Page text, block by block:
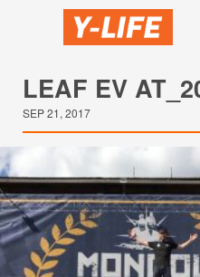
LEAF EV
SEP 21, 2017